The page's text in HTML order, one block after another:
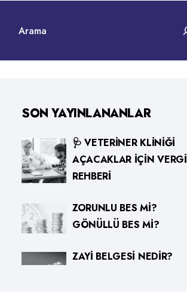
SON YAYINLANANLAR
🩺 VETERINER KLINIĞI
AÇACAKLAR İÇIN VERGI
REHBERI
ZORUNLU BES MI?
GÖNÜLLÜ BES MI?
ZAYI BELGESI NEDIR?